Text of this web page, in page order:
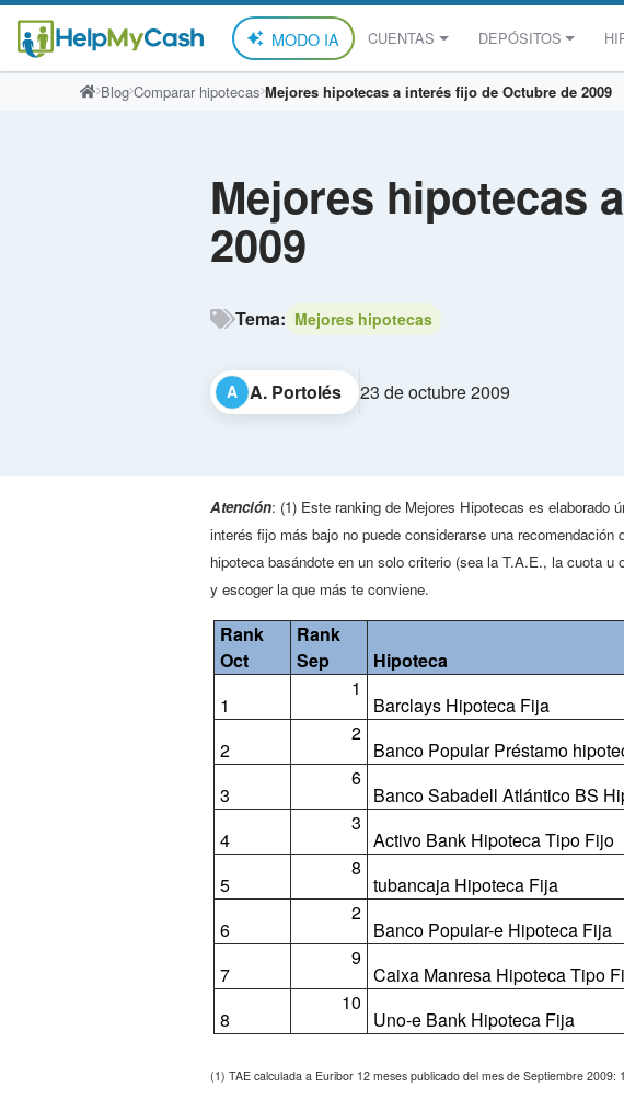
MODO IA CUENTAS DEPÓSITOS
Blog Comparar hipotecas Mejores hipotecas a interés fijo de Octubre de 2009
Mejores hipotecas
2009
Tema: Mejores hipotecas
A A. Portolés 23 de octubre 2009
Atención: (1) Este ranking de Mejores Hipotecas es elaborado
interés fijo más bajo no puede considerarse una recomendación
hipoteca basándote en un solo criterio (sea la T.A.E., la cuota
y escoger la que más te conviene.
Rank
Oct
Rank
Sep
Hipoteca
1
1
Barclays Hipoteca Fija
2
2
Banco Popular Préstamo
3
6
Banco Sabadell Atlántico BS
4
3
Activo Bank Hipoteca Tipo Fijo
5
8
tubancaja Hipoteca Fija
6
2
Banco Popular-e Hipoteca Fija
7
9
Caixa Manresa Hipoteca Tipo
8
10
Uno-e Bank Hipoteca Fija
(1) TAE calculada a Euribor 12 meses publicado del mes de Septiembre 2009: